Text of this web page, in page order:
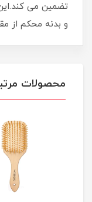
تضمین می
و بدنه محکم از
محصولات